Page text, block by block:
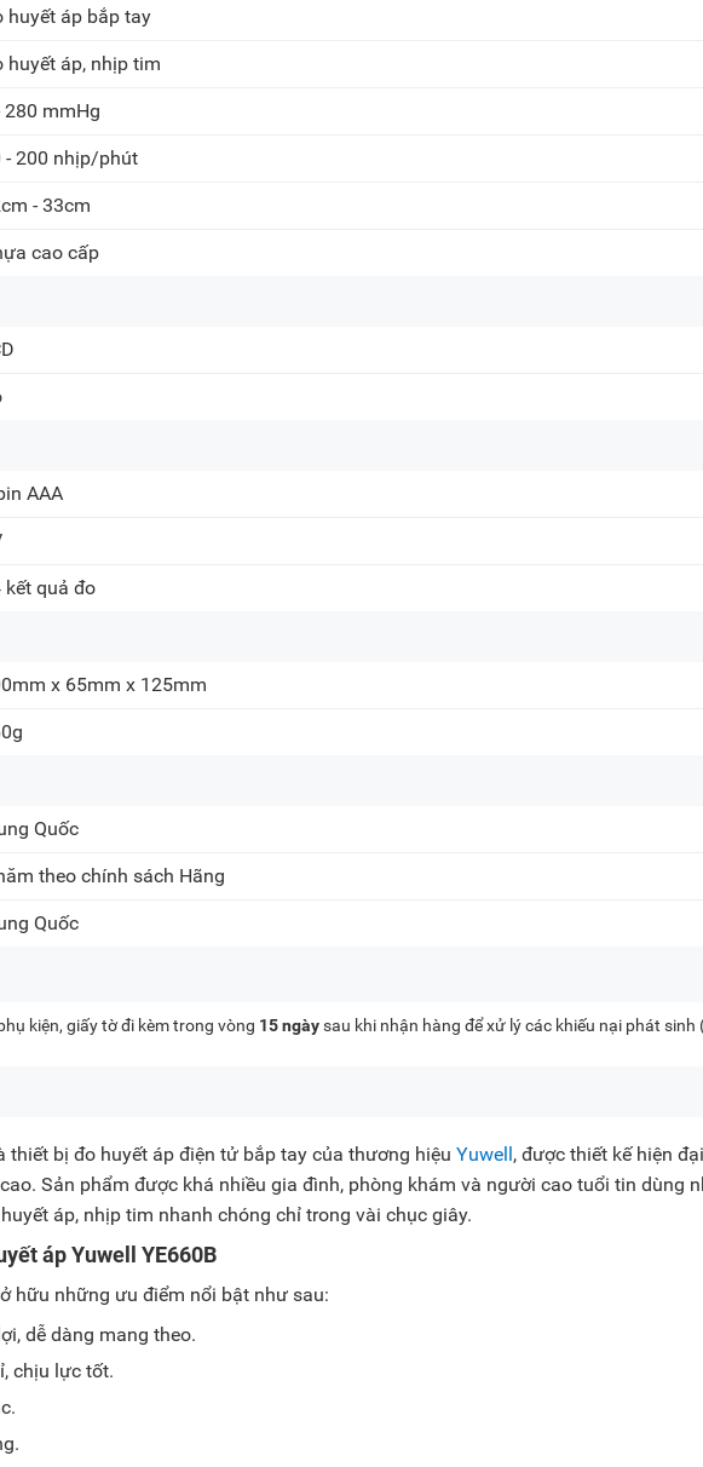
huyết áp bắp tay
huyết áp, nhịp tim
280 mmHg
- 200 nhịp/phút
- 33cm
cao cấp
AAA
kết quả đo
x 65mm x 125mm
Quốc
theo chính sách Hãng
Quốc
kiện, giấy tờ đi kèm trong vòng 15 ngàysau khi nhận hàng để xử lý các khiếu nại phát sinh
thiết bị đo huyết áp điện tử bắp tay của thương hiệu Yuwell , được thiết kế hiện
Sản phẩm được khá nhiều gia đình, phòng khám và người cao tuổi tin dùng
áp, nhịp tim nhanh chóng chỉ trong vài chục giây.
áp Yuwell YE660B
hữu những ưu điểm nổi bật như sau:
dễ dàng mang theo.
chịu lực tốt.